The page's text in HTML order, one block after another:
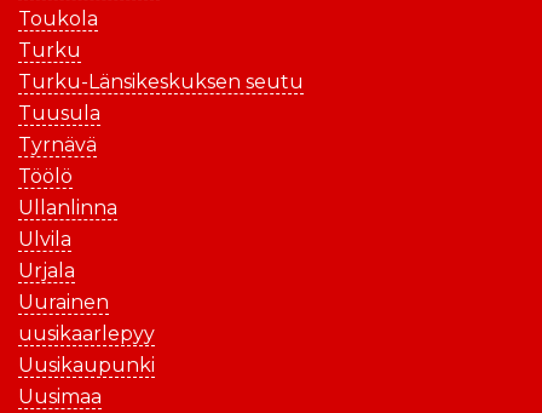
Toukola
Turku
Turku-Länsikeskuksen seutu
Tuusula
Tyrnävä
Töölö
Ullanlinna
Ulvila
Urjala
Uurainen
uusikaarlepyy
Uusikaupunki
Uusimaa